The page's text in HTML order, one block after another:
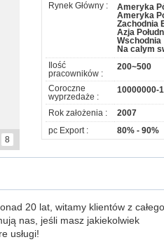
8
Rynek Główny :
Ameryka
Ameryka
Zachodnia
Azja
Wschodnia
Na calym
Ilość
pracowników :
200~500
Coroczne
wyprzedaże :
10000000-
Rok założenia :
2007
pc Export :
80% - 90%
20 lat, witamy klientów z całego
nas, jeśli masz jakiekolwiek
usługi!